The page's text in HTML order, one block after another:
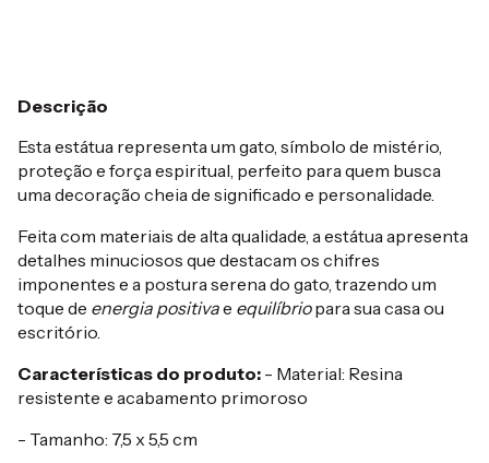
Descrição
Esta estátua representa um gato, símbolo de mistério,
proteção e força espiritual, perfeito para quem busca
uma decoração cheia de significado e personalidade.
Feita com materiais de alta qualidade, a estátua apresenta
detalhes minuciosos que destacam os chifres
imponentes e a postura serena do gato, trazendo um
toque de energia positivae equilíbriopara sua casa ou
escritório.
Características do produto: - Material: Resina
resistente e acabamento primoroso
- Tamanho: 7,5 x 5,5 cm